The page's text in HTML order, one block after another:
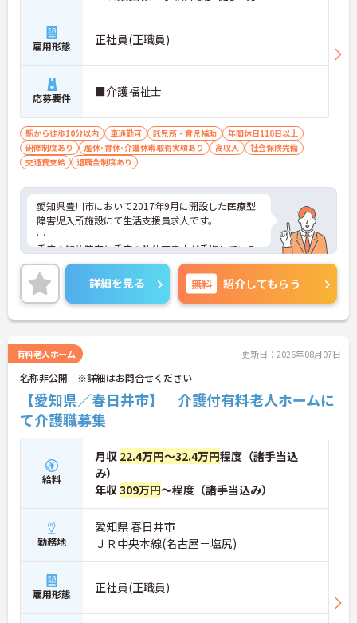
雇用形態 正社員(正職員)
応募要件 ■介護福祉士
駅から徒歩10分以内 車通勤可 託児所・育児補助
年間休日110日以上
研修制度あり
産休･育休･介護休暇取得実績あり 高収入
社会保険完備
交通費支給
退職金制度あり
愛知県豊川市において2017年9月に開設した医療型
障害児入所施設にて生活支援員求人です。
重度の知的障害と重度の肢体不自由が重複している
障害児者の方が入所し、治療及び日常生活の指導す
ることを目的とする64床の障害児福祉施設です。入
所（入院）して治療するため、医療法に規定する病
院としての機能も併せ持つという特徴があります。
績をもとにした独自の教育体制が整っており、安心
してスタートしていただけます！
また、院内託児所も完備され、子育て中の方にも働
きやすい環境です！さらに福利厚生面でも大変充実
しているので、長く勤務したい方には特にオススメ
の求人です。
少しでも興味をお持ちでしたら、詳細についてご案
内致しますのでお気軽にお問い合わせ下さいませ。
詳細を見る 無料 紹介してもらう
有料老人ホーム 更新日：2026年08月07日
名称非公開 ※詳細はお問合せください
【愛知県／春日井市】 介護付有料老人ホームに
て介護職募集
給料
月収 22.4万円～32.4万円程度（諸手当込
み）
年収309万円～程度（諸手当込み）
勤務地
愛知県 春日井市
ＪＲ中央本線(名古屋－塩尻)
雇用形態 正社員(正職員)